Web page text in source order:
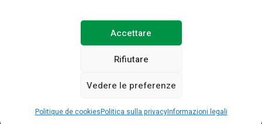
Accettare
Rifiutare
Vedere le preferenze
Politique de cookiesPolitica sulla privacyInformazioni legali
Vedi prezzi / disponibilità
villapiscina.com © Copyright 2025. Tutti i diritti riservati.
POLITICA SUI COOKIE (UE) CONTATTARCI